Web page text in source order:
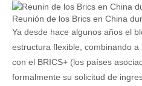
Reunión de los Brics en China
Ya desde hace algunos años el
estructura flexible, combinando a
con el BRICS+ (los países
formalmente su solicitud de